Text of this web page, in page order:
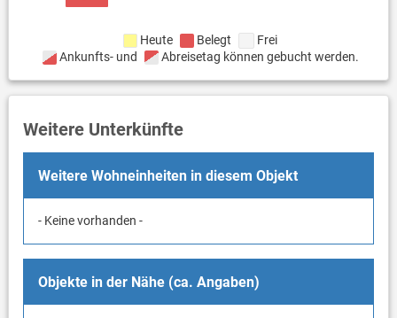
Heute Belegt
Frei
Ankunfts- und
Abreisetag können gebucht werden.
Weitere Unterkünfte
Weitere Wohneinheiten in diesem Objekt
- Keine vorhanden -
Objekte in der Nähe (ca. Angaben)